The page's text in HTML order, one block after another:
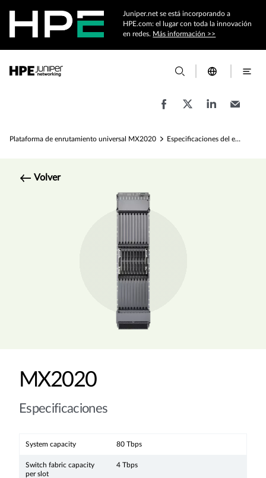
Juniper.net se está incorporando a
HPE.com: el lugar con toda la innovación
en redes. Más información >>
Plataforma de enrutamiento universal MX2020 Especificaciones del enrutador de borde universal MX2020
Volver
MX2020
Especificaciones
System capacity 80 Tbps
Switch fabric capacity
per slot
4 Tbps